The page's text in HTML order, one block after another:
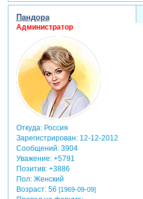
Пандора
Администратор
Откуда:Россия
Зарегистрирован: 12-12-2012
Сообщений:3904
Уважение: +5791
Позитив: +3886
Пол:Женский
Возраст:56 [1969-09-09]